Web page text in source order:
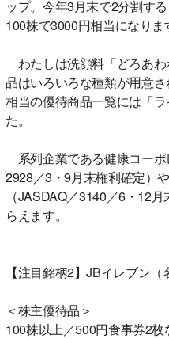
ップ。今年3月末で2分割す
100株で3000円相当になりま
わたしは洗顔料「どろあ
品はいろいろな種類が用意
相当の優待商品一覧には「
た。
系列企業である健康コー
2928／3・9月末権利確定）
（JASDAQ／3140／6・12
らえます。
【注目銘柄2】JBイレブン（
＜株主優待品＞
100株以上／500円食事券2枚